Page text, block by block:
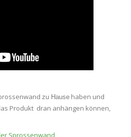
zu Hause haben und
Produkt dran anhängen können,